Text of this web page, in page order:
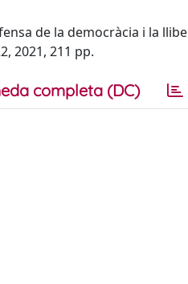
de la democràcia i la
2021, 211 pp.
completa (DC)